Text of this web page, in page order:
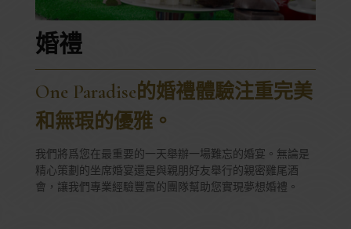
婚禮
One Paradise的婚禮體驗注重完美
和無瑕的優雅。
我們將爲您在最重要的一天舉辦一場難忘的婚宴。無論是
精心策劃的坐席婚宴還是與親朋好友舉行的親密雞尾酒
會，讓我們專業經驗豐富的團隊幫助您實現夢想婚禮。